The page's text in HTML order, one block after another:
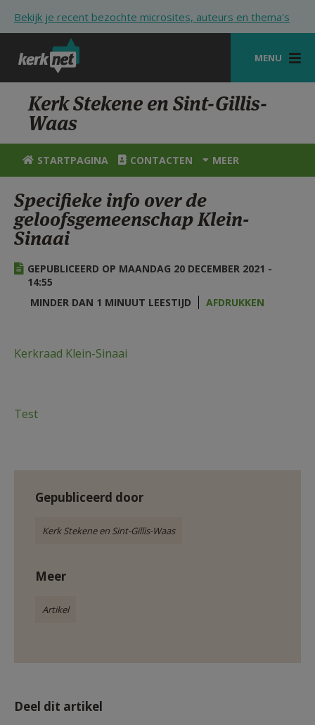
Bekijk je recent bezochte microsites, auteurs en thema's
MENU
STARTPAGINA
KERK
VIERINGEN
ZOEKEN
HULP
STARTPAGINA PORTAAL
MIJN PAROCHIE
Kerk Stekene en Sint-Gillis-
Waas
STARTPAGINA CONTACTEN MEER
Specifieke info over de
geloofsgemeenschap Klein-
Sinaai
GEPUBLICEERD OP MAANDAG 20 DECEMBER 2021 -
14:55
MINDER DAN 1 MINUUT LEESTIJD
AFDRUKKEN
Kerkraad Klein-Sinaai
Test
Gepubliceerd door
Kerk Stekene en Sint-Gillis-Waas
Meer
Artikel
Deel dit artikel